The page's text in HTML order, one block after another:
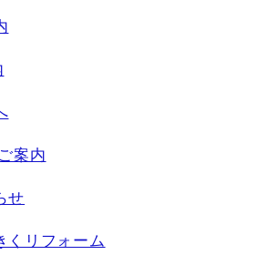
案内
せ
くリフォーム